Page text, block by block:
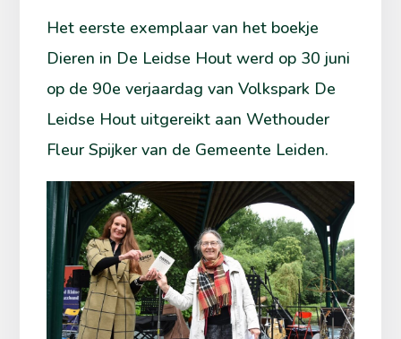
Het eerste exemplaar van het boekje
Dieren in De Leidse Hout werd op 30 juni
op de 90e verjaardag van Volkspark De
Leidse Hout uitgereikt aan Wethouder
Fleur Spijker van de Gemeente Leiden.